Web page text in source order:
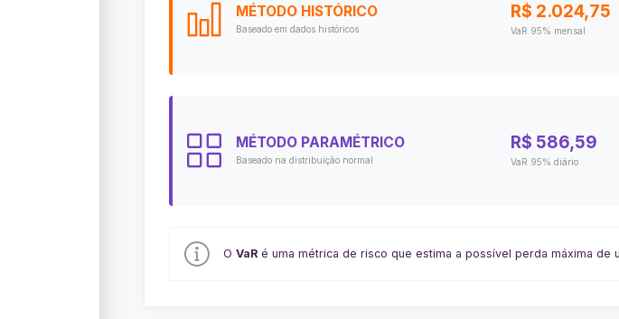
MÉTODO HISTÓRICO
Baseado em dados históricos
R$ 2.024,75
VaR 95% mensal
MÉTODO PARAMÉTRICO
Baseado na distribuição normal
R$ 586,59
VaR 95% diário
O VaRé uma métrica de risco que estima a possível perda máxima